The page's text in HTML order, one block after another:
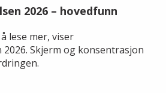
2026 – hovedfunn
lese mer, viser
Skjerm og konsentrasjon